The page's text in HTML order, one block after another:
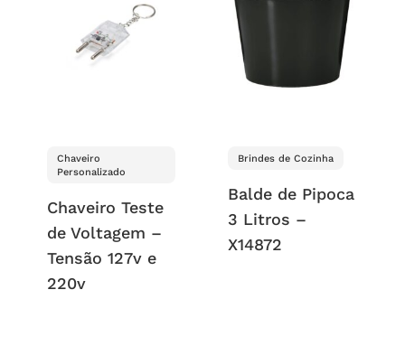
Chaveiro
Personalizado
Chaveiro Teste
de Voltagem –
Tensão 127v e
220v
Brindes de Cozinha
Balde de Pipoca
3 Litros –
X14872